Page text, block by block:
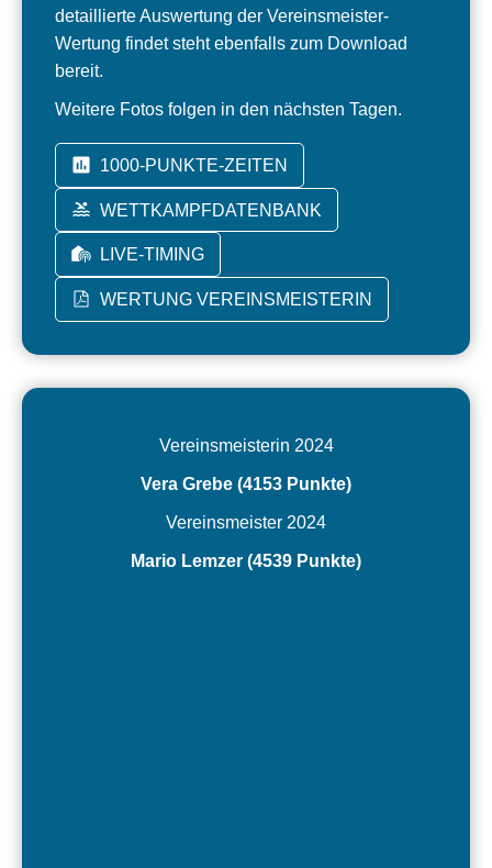
detaillierte Auswertung der Vereinsmeister-
Wertung findet steht ebenfalls zum Download
bereit.
Weitere Fotos folgen in den nächsten Tagen.
1000-PUNKTE-ZEITEN
WETTKAMPFDATENBANK
LIVE-TIMING
WERTUNG VEREINSMEISTERIN
Vereinsmeisterin 2024
Vera Grebe (4153 Punkte)
Vereinsmeister 2024
Mario Lemzer (4539 Punkte)